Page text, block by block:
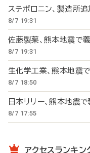
ステボロニン、製造所
8/7 19:31
佐藤製薬、熊本地震
8/7 19:31
生化学工業、熊本地
8/7 18:50
日本リリー、熊本地震
8/7 17:55
アクセスランキン